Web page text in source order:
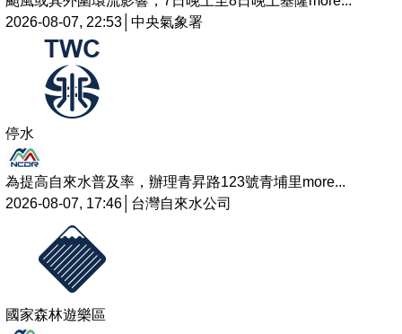
2026-08-07, 22:53│中央氣象署
停水
為提高自來水普及率，辦理青昇路123號青埔里more...
2026-08-07, 17:46│台灣自來水公司
國家森林遊樂區